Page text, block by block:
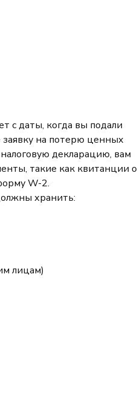
с даты, когда вы подали
заявку на потерю ценных
декларацию, вам
такие как квитанции о
W-2.
хранить:
лицам)